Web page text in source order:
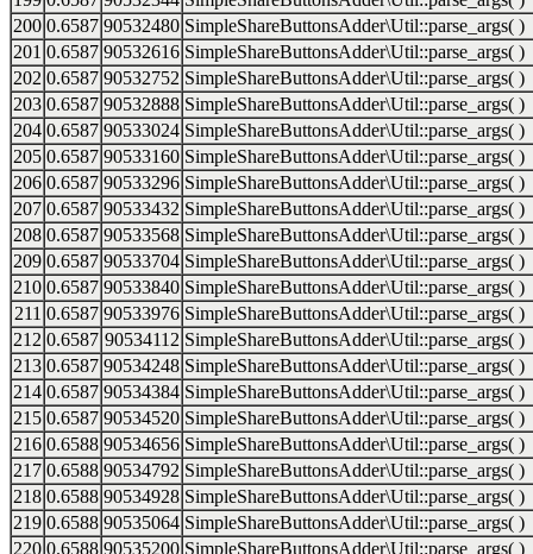
200 0.6587 90532480 SimpleShareButtonsAdder\Util::parse_args( )
201 0.6587 90532616 SimpleShareButtonsAdder\Util::parse_args( )
202 0.6587 90532752 SimpleShareButtonsAdder\Util::parse_args( )
203 0.6587 90532888 SimpleShareButtonsAdder\Util::parse_args( )
204 0.6587 90533024 SimpleShareButtonsAdder\Util::parse_args( )
205 0.6587 90533160 SimpleShareButtonsAdder\Util::parse_args( )
206 0.6587 90533296 SimpleShareButtonsAdder\Util::parse_args( )
207 0.6587 90533432 SimpleShareButtonsAdder\Util::parse_args( )
208 0.6587 90533568 SimpleShareButtonsAdder\Util::parse_args( )
209 0.6587 90533704 SimpleShareButtonsAdder\Util::parse_args( )
210 0.6587 90533840 SimpleShareButtonsAdder\Util::parse_args( )
211 0.6587 90533976 SimpleShareButtonsAdder\Util::parse_args( )
212 0.6587 90534112 SimpleShareButtonsAdder\Util::parse_args( )
213 0.6587 90534248 SimpleShareButtonsAdder\Util::parse_args( )
214 0.6587 90534384 SimpleShareButtonsAdder\Util::parse_args( )
215 0.6587 90534520 SimpleShareButtonsAdder\Util::parse_args( )
216 0.6588 90534656 SimpleShareButtonsAdder\Util::parse_args( )
217 0.6588 90534792 SimpleShareButtonsAdder\Util::parse_args( )
218 0.6588 90534928 SimpleShareButtonsAdder\Util::parse_args( )
219 0.6588 90535064 SimpleShareButtonsAdder\Util::parse_args( )
220 0.6588 90535200 SimpleShareButtonsAdder\Util::parse_args( )